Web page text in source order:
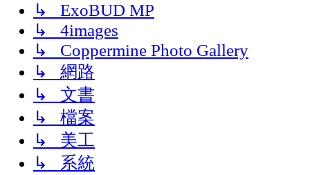
↳ ExoBUD MP
↳ 4images
↳ Coppermine Photo Gallery
↳ 網路
↳ 文書
↳ 檔案
↳ 美工
↳ 系統